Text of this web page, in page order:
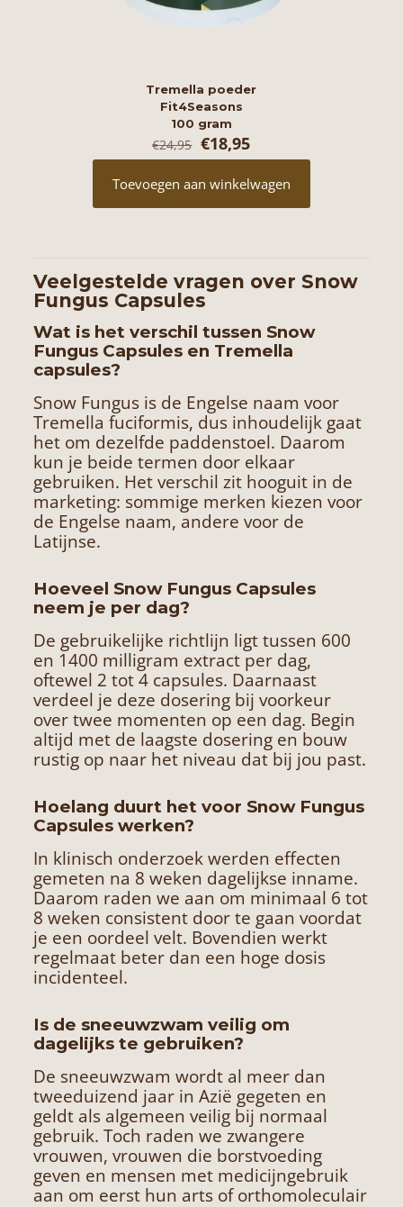
Tremella poeder
Fit4Seasons
100 gram
€24,95 Oorspronkelijke
prijs
was:
€24,95.
€18,95Huidige
prijs
is:
€18,95.
Toevoegen aan winkelwagen
Veelgestelde vragen over Snow
Fungus Capsules
Wat is het verschil tussen Snow
Fungus Capsules en Tremella
capsules?
Snow Fungus is de Engelse naam voor
Tremella fuciformis, dus inhoudelijk gaat
het om dezelfde paddenstoel. Daarom
kun je beide termen door elkaar
gebruiken. Het verschil zit hooguit in de
marketing: sommige merken kiezen voor
de Engelse naam, andere voor de
Latijnse.
Hoeveel Snow Fungus Capsules
neem je per dag?
De gebruikelijke richtlijn ligt tussen 600
en 1400 milligram extract per dag,
oftewel 2 tot 4 capsules. Daarnaast
verdeel je deze dosering bij voorkeur
over twee momenten op een dag. Begin
altijd met de laagste dosering en bouw
rustig op naar het niveau dat bij jou past.
Hoelang duurt het voor Snow Fungus
Capsules werken?
In klinisch onderzoek werden effecten
gemeten na 8 weken dagelijkse inname.
Daarom raden we aan om minimaal 6 tot
8 weken consistent door te gaan voordat
je een oordeel velt. Bovendien werkt
regelmaat beter dan een hoge dosis
incidenteel.
Is de sneeuwzwam veilig om
dagelijks te gebruiken?
De sneeuwzwam wordt al meer dan
tweeduizend jaar in Azië gegeten en
geldt als algemeen veilig bij normaal
gebruik. Toch raden we zwangere
vrouwen, vrouwen die borstvoeding
geven en mensen met medicijngebruik
aan om eerst hun arts of orthomoleculair